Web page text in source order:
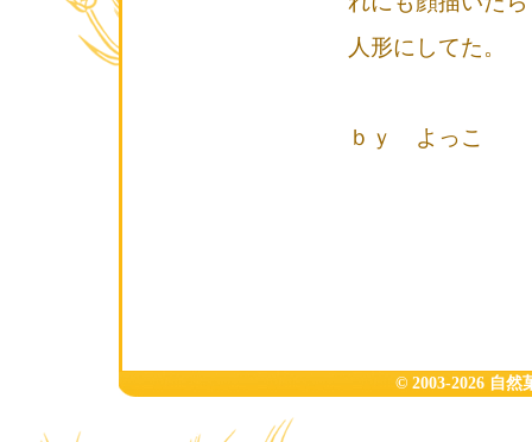
人形にしてた。
ｂｙ よっこ
© 2003-2026 自然